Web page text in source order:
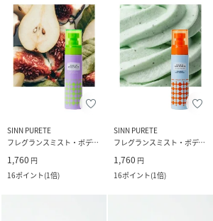
SINN PURETE
フレグランスミスト・ボディミスト
1,760 円
16ポイント(1倍)
SINN PURETE
フレグランスミスト・ボディミスト
1,760 円
16ポイント(1倍)